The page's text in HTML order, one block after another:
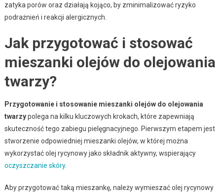
zatyka porów oraz działają kojąco, by zminimalizować ryzyko
podrażnień i reakcji alergicznych.
Jak przygotować i stosować
mieszanki olejów do olejowania
twarzy?
Przygotowanie i stosowanie mieszanki olejów do olejowania
twarzypolega na kilku kluczowych krokach, które zapewniają
skuteczność tego zabiegu pielęgnacyjnego. Pierwszym etapem jest
stworzenie odpowiedniej mieszanki olejów, w której można
wykorzystać olej rycynowy jako składnik aktywny, wspierający
oczyszczanie skóry.
Aby przygotować taką mieszankę, należy wymieszać olej rycynowy